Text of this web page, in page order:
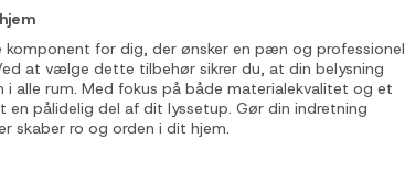
komponent for dig, der ønsker en pæn og professionel
at vælge dette tilbehør sikrer du, at din belysning
alle rum. Med fokus på både materialekvalitet og et
pålidelig del af dit lyssetup. Gør din indretning
skaber ro og orden i dit hjem.